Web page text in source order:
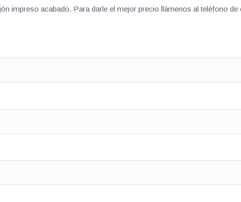
impreso acabado. Para darle el mejor precio llámenos al teléfono